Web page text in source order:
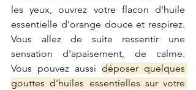
les yeux, ouvrez votre flacon d'huile
essentielle d'orange douce et respirez.
Vous allez de suite ressentir une
sensation d'apaisement, de calme.
Vous pouvez aussi déposer quelques
gouttes d'huiles essentielles sur votre